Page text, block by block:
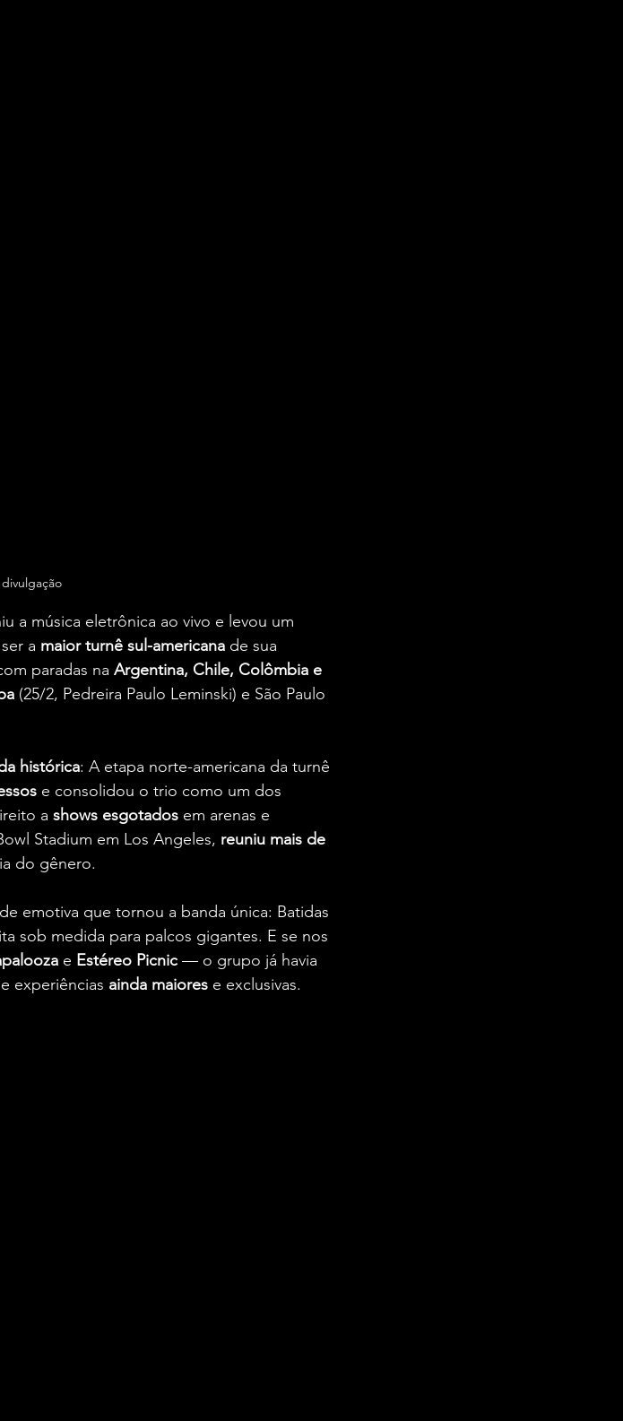
a música eletrônica ao vivo e levou um
a maior turnê sul-americana de sua
paradas na Argentina, Chile, Colômbia e
(25/2, Pedreira Paulo Leminski) e São Paulo
histórica: A etapa norte-americana da turnê
e consolidou o trio como um dos
a shows esgotados em arenas e
Stadium em Los Angeles, reuniu mais de
do gênero.
emotiva que tornou a banda única: Batidas
sob medida para palcos gigantes. E se nos
e Estéreo Picnic — o grupo já havia
experiências ainda maiores e exclusivas.